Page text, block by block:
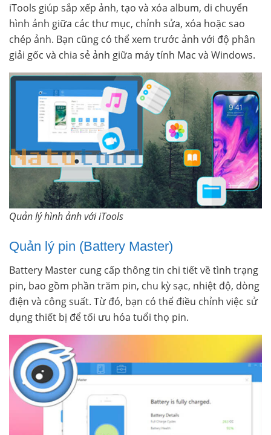
iTools giúp sắp xếp ảnh, tạo và xóa album, di chuyển
hình ảnh giữa các thư mục, chỉnh sửa, xóa hoặc sao
chép ảnh. Bạn cũng có thể xem trước ảnh với độ phân
giải gốc và chia sẻ ảnh giữa máy tính Mac và Windows.
Quản lý hình ảnh với iTools
Quản lý pin (Battery Master)
Battery Master cung cấp thông tin chi tiết về tình trạng
pin, bao gồm phần trăm pin, chu kỳ sạc, nhiệt độ, dòng
điện và công suất. Từ đó, bạn có thể điều chỉnh việc sử
dụng thiết bị để tối ưu hóa tuổi thọ pin.